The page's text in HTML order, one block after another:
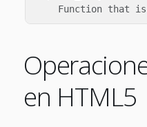
en HTML5